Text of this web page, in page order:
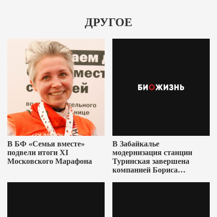
ДРУГОЕ
В БФ «Семья вместе»
подвели итоги XI
Московского Марафона
В Забайкалье
модернизация станции
Туринская завершена
компанией Бориса